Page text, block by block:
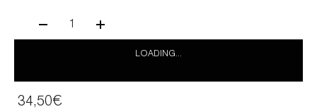
1
LOADING...
34,50€